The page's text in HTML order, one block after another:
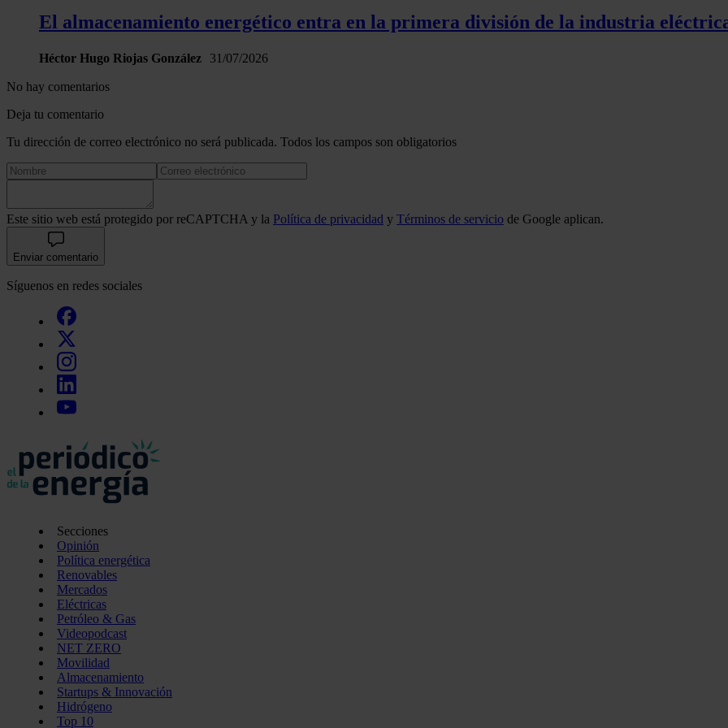
El almacenamiento energético entra en la primera división de la industria
Héctor Hugo Riojas González 31/07/2026
No hay comentarios
Deja tu comentario
Tu dirección de correo electrónico no será publicada. Todos los campos son obligatorios
Este sitio web está protegido por reCAPTCHA y la Política de privacidad y Términos de servicio de Google aplican.
Enviar comentario
Síguenos en redes sociales
Secciones
Opinión
Política energética
Renovables
Mercados
Eléctricas
Petróleo & Gas
Videopodcast
NET ZERO
Movilidad
Almacenamiento
Startups & Innovación
Hidrógeno
Top 10